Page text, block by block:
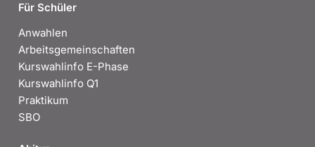
Für Schüler
Anwahlen
Arbeitsgemeinschaften
Kurswahlinfo E-Phase
Kurswahlinfo Q1
Praktikum
SBO